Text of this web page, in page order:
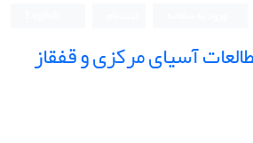
آسیای مرکزی و قفقاز